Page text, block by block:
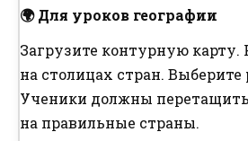
🌍 Для уроков географии
Загрузите контурную карту.
на столицах стран.
Ученики должны
на правильные страны.